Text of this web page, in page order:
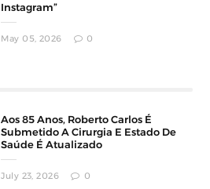
Instagram”
May 05, 2026 0
Aos 85 Anos, Roberto Carlos É
Submetido A Cirurgia E Estado De
Saúde É Atualizado
July 23, 2026 0